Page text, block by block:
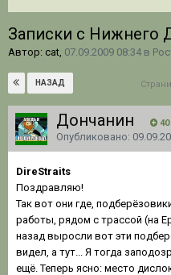
Записки с Нижнего
Автор: cat, 07.09.2009 08:34 в
НАЗАД
Дончанин 40
Опубликовано:
DireStraits
Поздравляю!
Так вот они где,
работы, рядом с трассой (на
назад выросли вот эти
видел, а тут... Я тогда
ещё. Теперь ясно: место